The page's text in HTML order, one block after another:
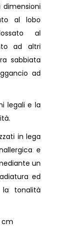
al lobo
al
ad altri
sabbiata
ad
legali e la
in lega
e
un
ed
tonalità
cm